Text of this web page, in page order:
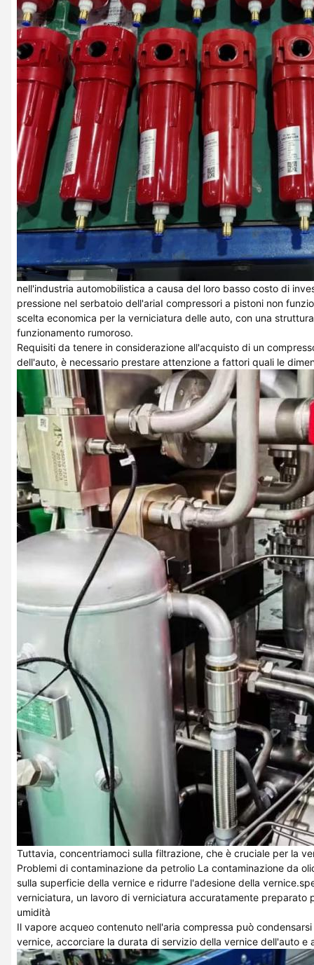
nell'industria automobilistica a causa del loro basso costo di
pressione nel serbatoio dell'ariaI compressori a pistoni non
scelta economica per la verniciatura delle auto, con una
funzionamento rumoroso.
Requisiti da tenere in considerazione all'acquisto di un
dell'auto, è necessario prestare attenzione a fattori quali le
Tuttavia, concentriamoci sulla filtrazione, che è cruciale per la
Problemi di contaminazione da petrolio La contaminazione da
sulla superficie della vernice e ridurre l'adesione della
verniciatura, un lavoro di verniciatura accuratamente
umidità
Il vapore acqueo contenuto nell'aria compressa può
vernice, accorciare la durata di servizio della vernice dell'auto e